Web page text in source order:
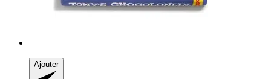
Ajouter